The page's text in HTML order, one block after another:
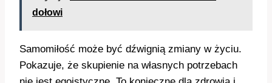
dołowi
Samomiłość może być dźwignią zmiany w życiu.
Pokazuje, że skupienie na własnych potrzebach